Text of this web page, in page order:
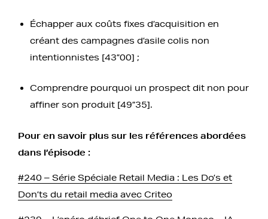
Échapper aux coûts fixes d’acquisition en
créant des campagnes d’asile colis non
intentionnistes [43”00] ;
Comprendre pourquoi un prospect dit non pour
affiner son produit [49”35].
Pour en savoir plus sur les références abordées
dans l’épisode :
#240 – Série Spéciale Retail Media : Les Do’s et
Don’ts du retail media avec Criteo